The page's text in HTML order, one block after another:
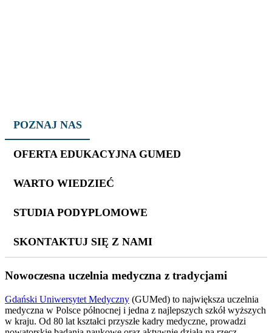
POZNAJ NAS
OFERTA EDUKACYJNA GUMED
WARTO WIEDZIEĆ
STUDIA PODYPLOMOWE
SKONTAKTUJ SIĘ Z NAMI
Nowoczesna uczelnia medyczna z tradycjami
Gdański Uniwersytet Medyczny (GUMed) to największa uczelnia
medyczna w Polsce północnej i jedna z najlepszych szkół wyższych
w kraju. Od 80 lat kształci przyszłe kadry medyczne, prowadzi